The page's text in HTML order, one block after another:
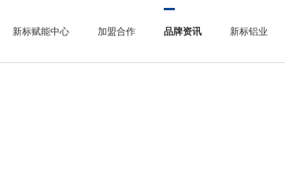
新标赋能中心 加盟合作 品牌资讯 新标铝业